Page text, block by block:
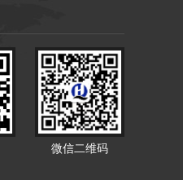
微信二维码